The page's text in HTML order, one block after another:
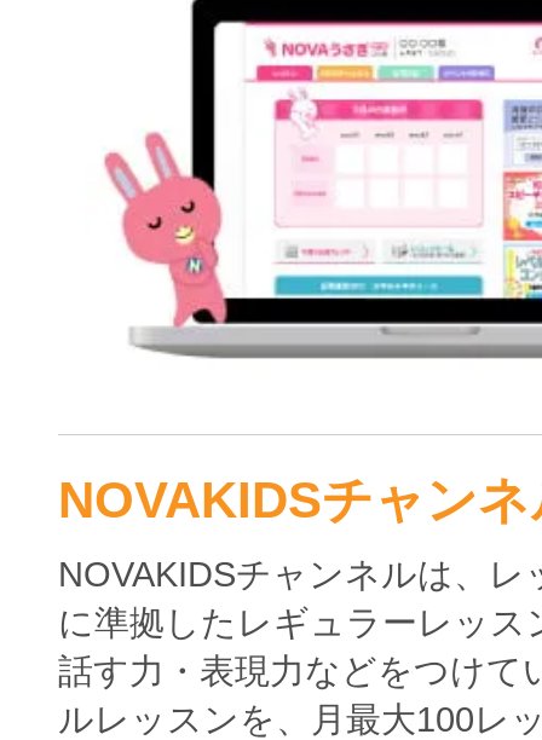
NOVAKIDSチャン
NOVAKIDSチャンネルは、
に準拠したレギュラーレッス
話す力・表現力などをつけて
ルレッスンを、月最大100レ